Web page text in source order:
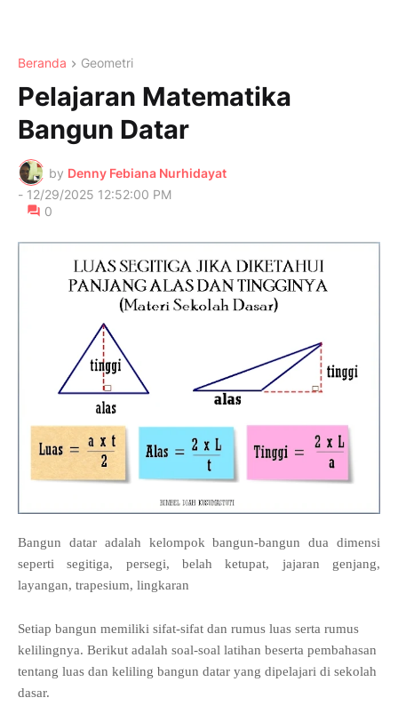
Beranda Geometri
Pelajaran Matematika
Bangun Datar
by Denny Febiana Nurhidayat
- 12/29/2025 12:52:00 PM
0
Bangun datar adalah kelompok bangun-bangun dua dimensi
seperti segitiga, persegi, belah ketupat, jajaran genjang,
layangan, trapesium, lingkaran
Setiap bangun memiliki sifat-sifat dan rumus luas serta rumus
kelilingnya. Berikut adalah soal-soal latihan beserta pembahasan
tentang luas dan keliling bangun datar yang dipelajari di sekolah
dasar.